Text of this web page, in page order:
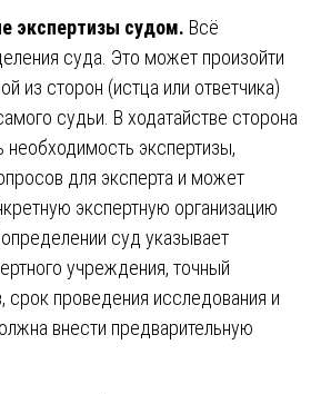
экспертизы судом. Всё
суда. Это может произойти
из сторон (истца или ответчика)
судьи. В ходатайстве сторона
экспертизы,
для эксперта и может
экспертную организацию
суд указывает
учреждения, точный
срок проведения исследования и
внести предварительную